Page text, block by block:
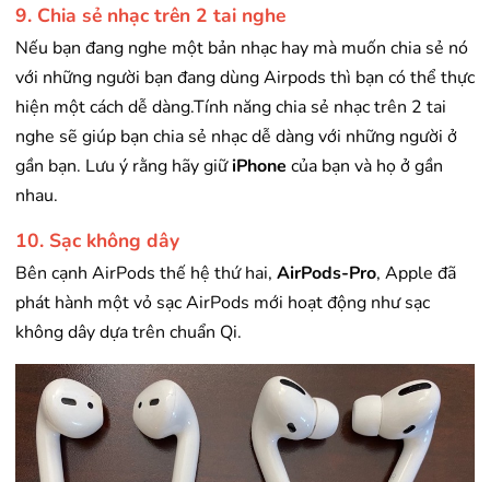
9. Chia sẻ nhạc trên 2 tai nghe
Nếu bạn đang nghe một bản nhạc hay mà muốn chia sẻ nó
với những người bạn đang dùng Airpods thì bạn có thể thực
hiện một cách dễ dàng.Tính năng chia sẻ nhạc trên 2 tai
nghe sẽ giúp bạn chia sẻ nhạc dễ dàng với những người ở
gần bạn. Lưu ý rằng hãy giữiPhone của bạn và họ ở gần
nhau.
10. Sạc không dây
Bên cạnh AirPods thế hệ thứ hai, AirPods-Pro, Apple đã
phát hành một vỏ sạc AirPods mới hoạt động như sạc
không dây dựa trên chuẩn Qi.